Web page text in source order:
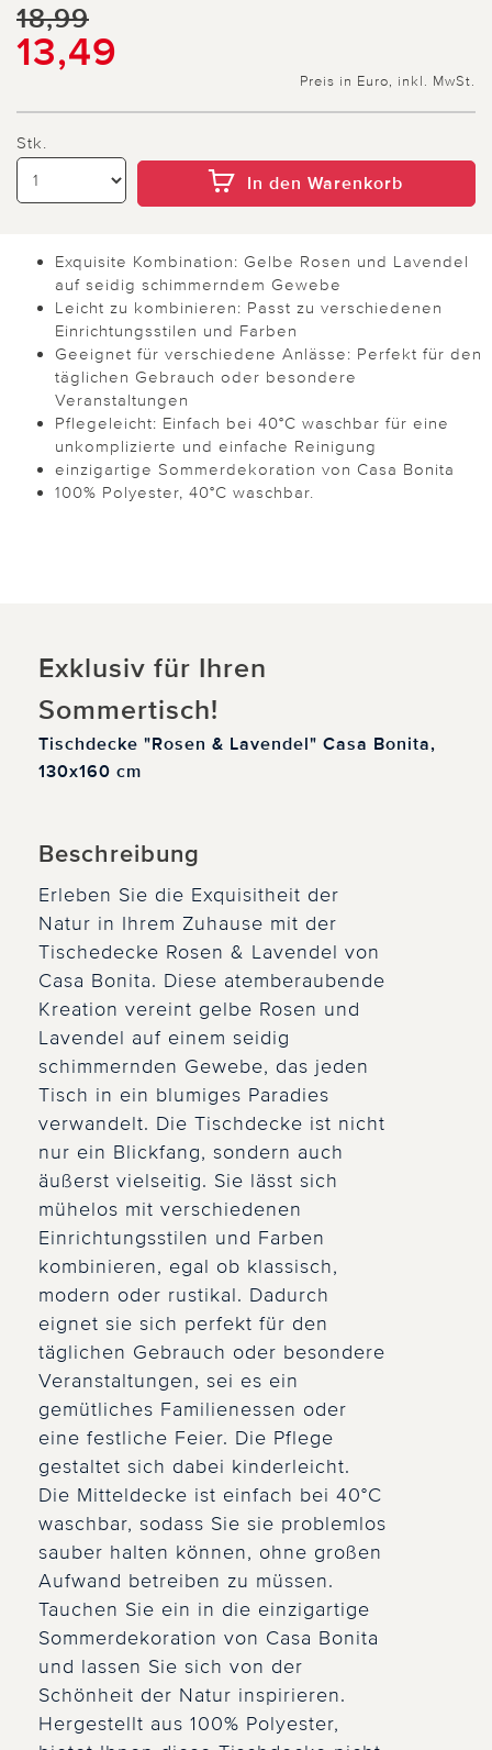
18,99
13,49
Preis in Euro, inkl. MwSt.
Stk.
In den Warenkorb
Exquisite Kombination: Gelbe Rosen und Lavendel
auf seidig schimmerndem Gewebe
Leicht zu kombinieren: Passt zu verschiedenen
Einrichtungsstilen und Farben
Geeignet für verschiedene Anlässe: Perfekt für den
täglichen Gebrauch oder besondere
Veranstaltungen
Pflegeleicht: Einfach bei 40°C waschbar für eine
unkomplizierte und einfache Reinigung
einzigartige Sommerdekoration von Casa Bonita
100% Polyester, 40°C waschbar.
Exklusiv für Ihren
Sommertisch!
Tischdecke "Rosen & Lavendel" Casa Bonita,
130x160 cm
Beschreibung
Erleben Sie die Exquisitheit der
Natur in Ihrem Zuhause mit der
Tischedecke Rosen & Lavendel von
Casa Bonita. Diese atemberaubende
Kreation vereint gelbe Rosen und
Lavendel auf einem seidig
schimmernden Gewebe, das jeden
Tisch in ein blumiges Paradies
verwandelt. Die Tischdecke ist nicht
nur ein Blickfang, sondern auch
äußerst vielseitig. Sie lässt sich
mühelos mit verschiedenen
Einrichtungsstilen und Farben
kombinieren, egal ob klassisch,
modern oder rustikal. Dadurch
eignet sie sich perfekt für den
täglichen Gebrauch oder besondere
Veranstaltungen, sei es ein
gemütliches Familienessen oder
eine festliche Feier. Die Pflege
gestaltet sich dabei kinderleicht.
Die Mitteldecke ist einfach bei 40°C
waschbar, sodass Sie sie problemlos
sauber halten können, ohne großen
Aufwand betreiben zu müssen.
Tauchen Sie ein in die einzigartige
Sommerdekoration von Casa Bonita
und lassen Sie sich von der
Schönheit der Natur inspirieren.
Hergestellt aus 100% Polyester,